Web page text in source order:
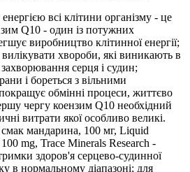
всі клітини організму - це
Q10 - один із потужних
виробництво клітинної енергії;
хвороби, які виникають в
серця і судин;
і бореться з вільними
обмінні процеси, життєво
чергу коензим Q10 необхідний
витрати якої особливо великі.
мандарина, 100 мг, Liquid
mg, Trace Minerals Research -
здоров'я серцево-судинної
в нормальному діапазоні; для